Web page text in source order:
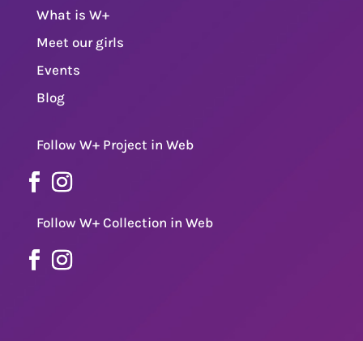
What is W+
Meet our girls
Events
Blog
Follow W+ Project in Web
Follow W+ Collection in Web